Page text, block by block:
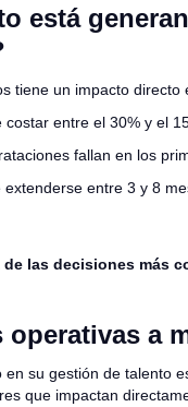
está
tiene un impacto directo
entre el 30% y el
fallan en los
entre 3 y 8
las decisiones más
a
su gestión de talento
que impactan